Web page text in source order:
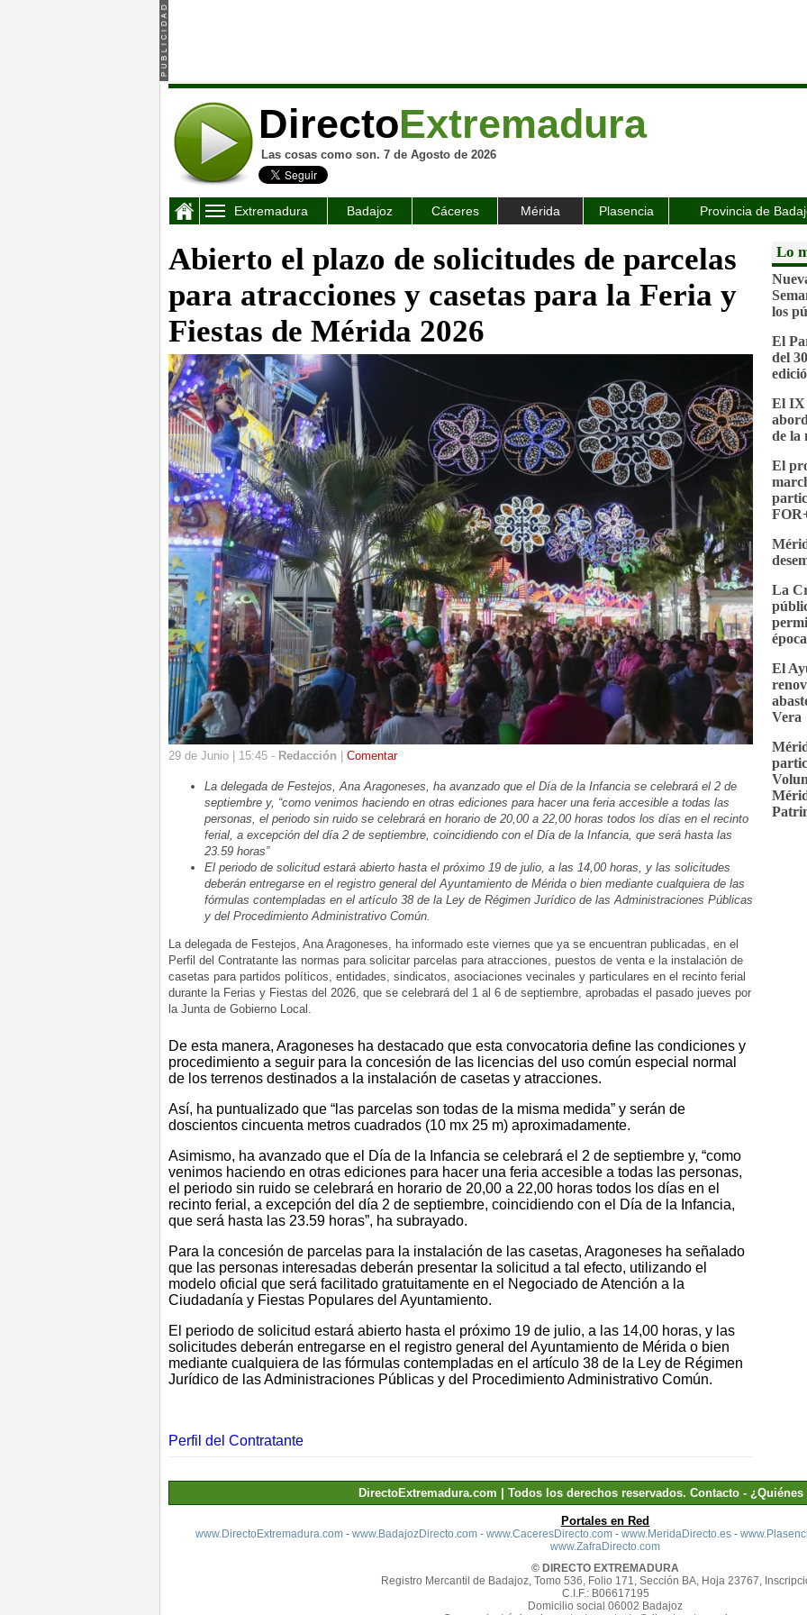
DirectoExtremadura
Las cosas como son. 7 de Agosto de 2026
Extremadura Badajoz Cáceres Mérida Plasencia Provincia de
Abierto el plazo de solicitudes de parcelas
para atracciones y casetas para la Feria y
Fiestas de Mérida 2026
29 de Junio | 15:45 - Redacción | Comentar
La delegada de Festejos, Ana Aragoneses, ha avanzado que el Día de la Infancia se celebrará el 2 de
septiembre y, “como venimos haciendo en otras ediciones para hacer una feria accesible a todas las
personas, el periodo sin ruido se celebrará en horario de 20,00 a 22,00 horas todos los días en el recinto
ferial, a excepción del día 2 de septiembre, coincidiendo con el Día de la Infancia, que será hasta las
23.59 horas”
El periodo de solicitud estará abierto hasta el próximo 19 de julio, a las 14,00 horas, y las solicitudes
deberán entregarse en el registro general del Ayuntamiento de Mérida o bien mediante cualquiera de las
fórmulas contempladas en el artículo 38 de la Ley de Régimen Jurídico de las Administraciones Públicas
y del Procedimiento Administrativo Común.
La delegada de Festejos, Ana Aragoneses, ha informado este viernes que ya se encuentran publicadas, en el
Perfil del Contratante las normas para solicitar parcelas para atracciones, puestos de venta e la instalación de
casetas para partidos políticos, entidades, sindicatos, asociaciones vecinales y particulares en el recinto ferial
durante la Ferias y Fiestas del 2026, que se celebrará del 1 al 6 de septiembre, aprobadas el pasado jueves por
la Junta de Gobierno Local.
De esta manera, Aragoneses ha destacado que esta convocatoria define las condiciones y
procedimiento a seguir para la concesión de las licencias del uso común especial normal
de los terrenos destinados a la instalación de casetas y atracciones.
Así, ha puntualizado que “las parcelas son todas de la misma medida” y serán de
doscientos cincuenta metros cuadrados (10 mx 25 m) aproximadamente.
Asimismo, ha avanzado que el Día de la Infancia se celebrará el 2 de septiembre y, “como
venimos haciendo en otras ediciones para hacer una feria accesible a todas las personas,
el periodo sin ruido se celebrará en horario de 20,00 a 22,00 horas todos los días en el
recinto ferial, a excepción del día 2 de septiembre, coincidiendo con el Día de la Infancia,
que será hasta las 23.59 horas”, ha subrayado.
Para la concesión de parcelas para la instalación de las casetas, Aragoneses ha señalado
que las personas interesadas deberán presentar la solicitud a tal efecto, utilizando el
modelo oficial que será facilitado gratuitamente en el Negociado de Atención a la
Ciudadanía y Fiestas Populares del Ayuntamiento.
El periodo de solicitud estará abierto hasta el próximo 19 de julio, a las 14,00 horas, y las
solicitudes deberán entregarse en el registro general del Ayuntamiento de Mérida o bien
mediante cualquiera de las fórmulas contempladas en el artículo 38 de la Ley de Régimen
Jurídico de las Administraciones Públicas y del Procedimiento Administrativo Común.
Perfil del Contratante
Lo
los
El
del
El IX
de la
El
La
El
Vera
DirectoExtremadura.com | Todos los derechos reservados. Contacto -
Portales en Red
www.DirectoExtremadura.com- www.BadajozDirecto.com- www.CaceresDirecto.com- www.MeridaDirecto.es-
www.ZafraDirecto.com
© DIRECTO EXTREMADURA
Registro Mercantil de Badajoz, Tomo 536, Folio 171, Sección BA, Hoja 23767,
C.I.F.: B06617195
Domicilio social 06002 Badajoz